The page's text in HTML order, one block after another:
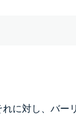
に対し、バー